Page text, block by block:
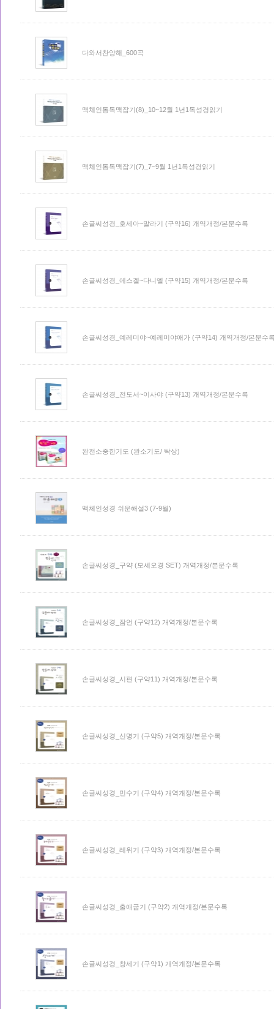
다와서찬양해_600곡
맥체인통독맥잡기(8)_10~12월 1년1독성경읽기
맥체인통독맥잡기(7)_7~9월 1년1독성경읽기
손글씨성경_호세아~말라기 (구약16) 개역개정/본문수록
손글씨성경_에스겔~다니엘 (구약15) 개역개정/본문수록
손글씨성경_예레미야~예레미야애가 (구약14) 개역개정/본문수
손글씨성경_전도서~이사야 (구약13) 개역개정/본문수록
완전소중한기도 (완소기도/ 탁상)
맥체인성경 쉬운해설3 (7-9월)
손글씨성경_구약 (모세오경 SET) 개역개정/본문수록
손글씨성경_잠언 (구약12) 개역개정/본문수록
손글씨성경_시편 (구약11) 개역개정/본문수록
손글씨성경_신명기 (구약5) 개역개정/본문수록
손글씨성경_민수기 (구약4) 개역개정/본문수록
손글씨성경_레위기 (구약3) 개역개정/본문수록
손글씨성경_출애굽기 (구약2) 개역개정/본문수록
손글씨성경_창세기 (구약1) 개역개정/본문수록